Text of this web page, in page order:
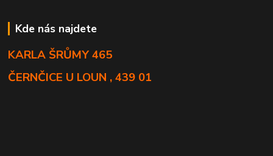
Kde nás najdete
KARLA ŠRŮMY 465
ČERNČICE U LOUN , 439 01